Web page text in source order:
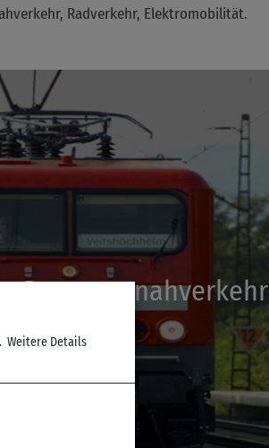
Radverkehr, Elektromobilität.
Personennahverkehr
Weitere Details